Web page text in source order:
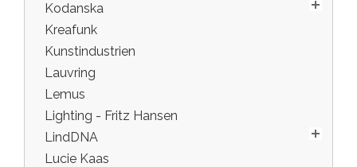
Kodanska
Kreafunk
Kunstindustrien
Lauvring
Lemus
Lighting - Fritz Hansen
LindDNA
Lucie Kaas